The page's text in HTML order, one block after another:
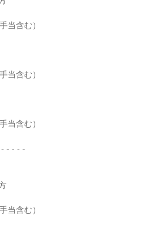
当含む）
当含む）
当含む）
- - - -
当含む）